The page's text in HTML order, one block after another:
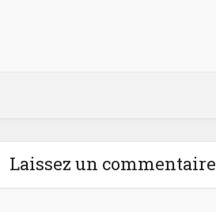
Laissez un commentaire